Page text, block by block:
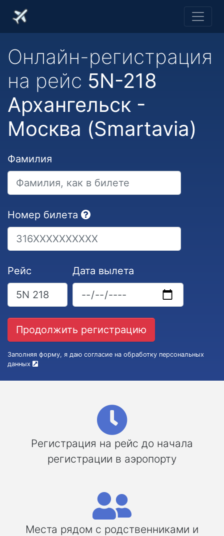
Онлайн-регистрация
на рейс 5N-218
Архангельск -
Москва (Smartavia)
Фамилия
Номер билета
Рейс Дата вылета
Заполняя форму, я даю согласие на обработку персональных
данных
Регистрация на рейс до начала
регистрации в аэропорту
Места рядом с родственниками и